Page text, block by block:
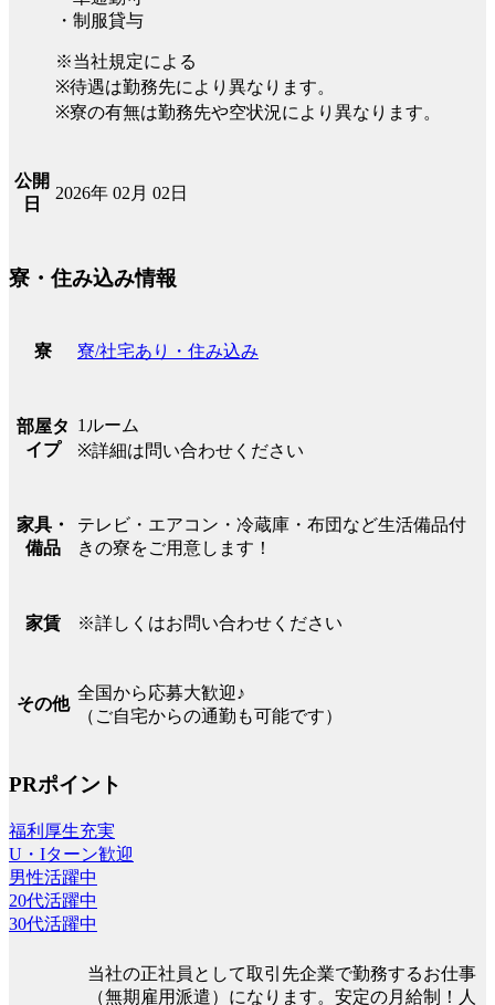
・制服貸与
※当社規定による
※待遇は勤務先により異なります。
※寮の有無は勤務先や空状況により異なります。
公開
日
2026年 02月 02日
寮・住み込み情報
寮 寮/社宅あり・住み込み
部屋タ
イプ
1ルーム
※詳細は問い合わせください
家具・
備品
テレビ・エアコン・冷蔵庫・布団など生活備品付
きの寮をご用意します！
家賃 ※詳しくはお問い合わせください
その他
全国から応募大歓迎♪
（ご自宅からの通勤も可能です）
PRポイント
福利厚生充実
U・Iターン歓迎
男性活躍中
20代活躍中
30代活躍中
当社の正社員として取引先企業で勤務するお仕事
（無期雇用派遣）になります。安定の月給制！人